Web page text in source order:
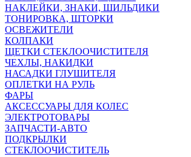
НАКЛЕЙКИ, ЗНАКИ, ШИЛЬДИКИ
ТОНИРОВКА, ШТОРКИ
ОСВЕЖИТЕЛИ
КОЛПАКИ
ЩЕТКИ СТЕКЛООЧИСТИТЕЛЯ
ЧЕХЛЫ, НАКИДКИ
НАСАДКИ ГЛУШИТЕЛЯ
ОПЛЕТКИ НА РУЛЬ
ФАРЫ
АКСЕССУАРЫ ДЛЯ КОЛЕС
ЭЛЕКТРОТОВАРЫ
ЗАПЧАСТИ-АВТО
ПОДКРЫЛКИ
СТЕКЛООЧИСТИТЕЛЬ